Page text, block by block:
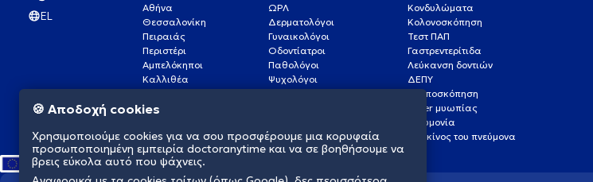
EL
Αθήνα
Θεσσαλονίκη
Πειραιάς
Περιστέρι
Αμπελόκηποι
Καλλιθέα
Πάτρα
Γλυφάδα
Νέα Σμύρνη
ΩΡΛ
Δερματολόγοι
Γυναικολόγοι
Οδοντίατροι
Παθολόγοι
Ψυχολόγοι
Οφθαλμίατροι
Καρδιολόγοι
Κονδυλώματα
Κολονοσκόπηση
Τεστ ΠΑΠ
Γαστρεντερίτιδα
Λεύκανση δοντιών
ΔΕΠΥ
Κολποσκόπηση
Laser μυωπίας
Πνευμονία
Καρκίνος του πνεύμονα
🍪 Αποδοχή cookies
Χρησιμοποιούμε cookies για να σου προσφέρουμε μια κορυφαία
προσωποποιημένη εμπειρία doctoranytime και να σε βοηθήσουμε να
βρεις εύκολα αυτό που ψάχνεις.